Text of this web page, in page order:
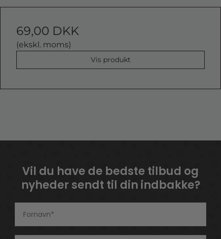
69,00 DKK
(ekskl. moms)
Vis produkt
Vil du have de bedste tilbud og
nyheder sendt til din indbakke?